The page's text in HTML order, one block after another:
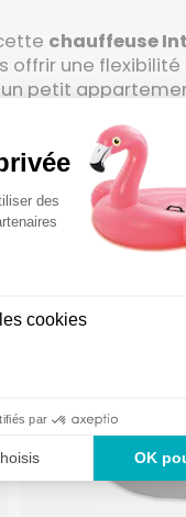
chauffeuse
une
petit